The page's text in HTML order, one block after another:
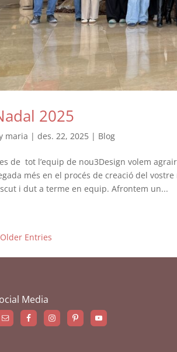
2025
maria |des. 22, 2025 | Blog
de tot l’equip de nou3Design volem
més en el procés de creació del
i dut a terme en equip. Afrontem un...
Entries
Media